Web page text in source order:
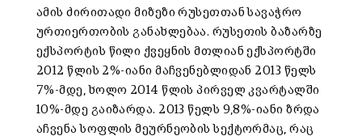
ამის ძირითადი მიზეზი რუსეთთან სავაჭრო
ურთიერთობის განახლებაა. რუსეთის ბაზარზე
ექსპორტის წილი ქვეყნის მთლიან ექსპორტში
2012 წლის 2%-იანი მაჩვენებლიდან 2013 წელს
7%-მდე, ხოლო 2014 წლის პირველ კვარტალში
10%-მდე გაიზარდა. 2013 წელს 9,8%-იანი ზრდა
აჩვენა სოფლის მეურნეობის სექტორმაც, რაც